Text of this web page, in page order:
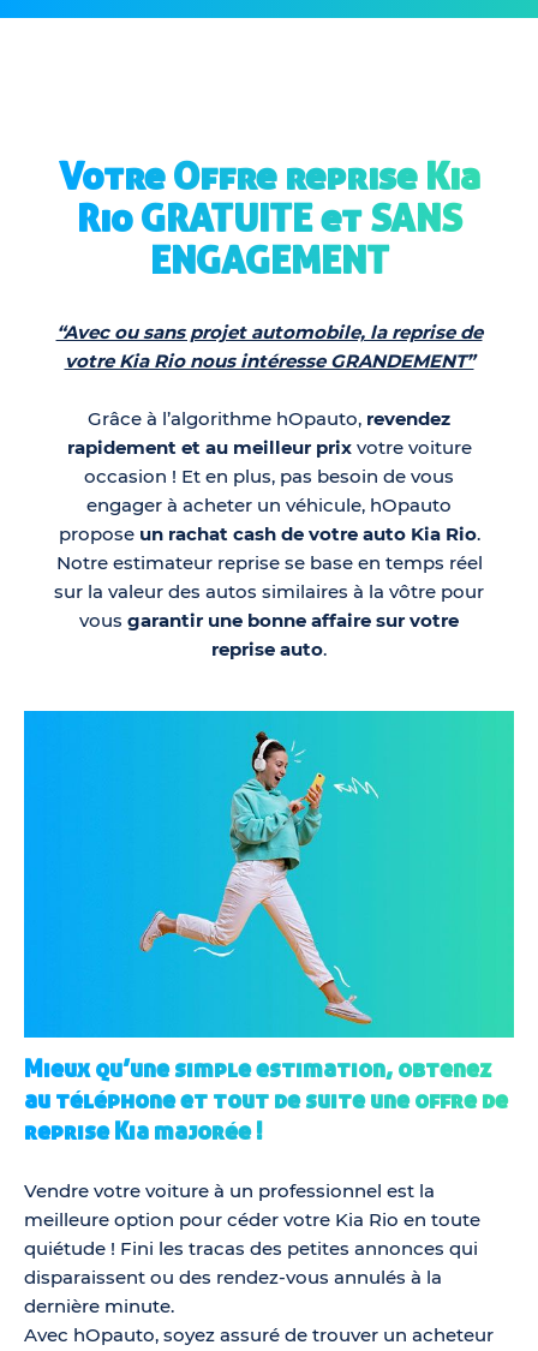
Votre Offre reprise Kia
Rio GRATUITE et SANS
ENGAGEMENT
“Avec ou sans projet automobile, la reprise de
votre Kia Rio nous intéresse GRANDEMENT”
Grâce à l’algorithme hOpauto, revendez
rapidement et au meilleur prixvotre voiture
occasion ! Et en plus, pas besoin de vous
engager à acheter un véhicule, hOpauto
proposeun rachat cash de votre auto Kia Rio.
Notre estimateur reprise se base en temps réel
sur la valeur des autos similaires à la vôtre pour
vous garantir une bonne affaire sur votre
reprise auto.
Mieux qu’une simple estimation, obtenez
au téléphone et tout de suite une offre de
reprise Kia majorée !
Vendre votre voiture à un professionnel est la
meilleure option pour céder votre Kia Rio en toute
quiétude ! Fini les tracas des petites annonces qui
disparaissent ou des rendez-vous annulés à la
dernière minute.
Avec hOpauto, soyez assuré de trouver un acheteur